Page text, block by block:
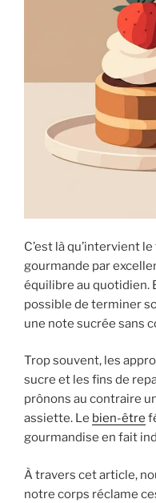
C’est là qu’intervient
gourmande par
équilibre au quotidien.
possible de terminer
une note sucrée sans
Trop souvent, les
sucre et les fins de
prônons au contraire
assiette. Le bien-être
gourmandise en fait
À travers cet article,
notre corps réclame